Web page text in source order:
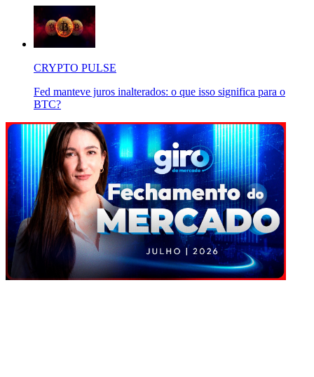
CRYPTO PULSE
Fed manteve juros inalterados: o que isso significa para o
BTC?